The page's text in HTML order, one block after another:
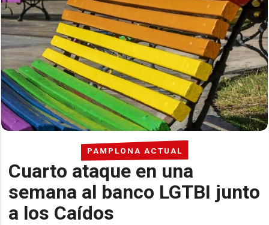
PAMPLONA ACTUAL
Cuarto ataque en una
semana al banco LGTBI junto
a los Caídos